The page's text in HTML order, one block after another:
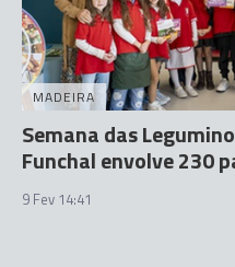
MADEIRA
Semana das
Funchal envolve 230
9 Fev 14:41